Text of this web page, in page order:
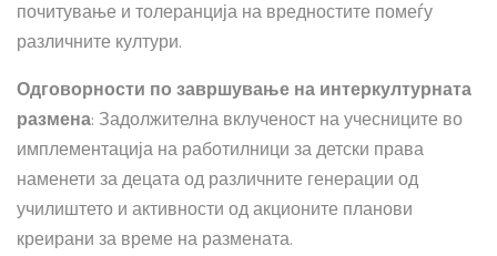
почитување и толеранција на вредностите помеѓу
различните култури.
Одговорности по завршување на интеркултурната
размена: Задолжителна вклученост на учесниците во
имплементација на работилници за детски права
наменети за децата од различните генерации од
училиштето и активности од акционите планови
креирани за време на размената.